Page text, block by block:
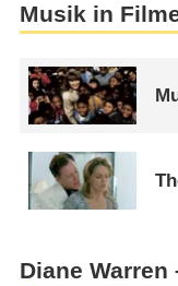
Musik in
Diane